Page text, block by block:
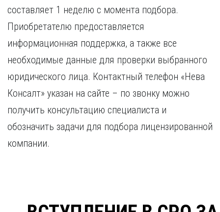
составляет 1 неделю с момента подбора.
Приобретателю предоставляется
информационная поддержка, а также все
необходимые данные для проверки выбранного
юридического лица. Контактный телефон «Нева
Консалт» указан на сайте – по звонку можно
получить консультацию специалиста и
обозначить задачи для подбора лицензированной
компании.